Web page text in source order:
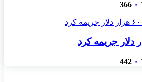
۰ 366
۰ 442